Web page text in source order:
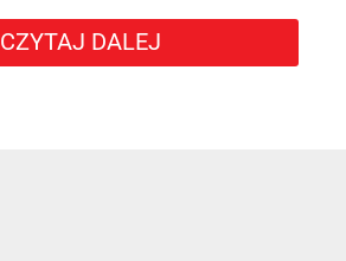
CZYTAJ DALEJ